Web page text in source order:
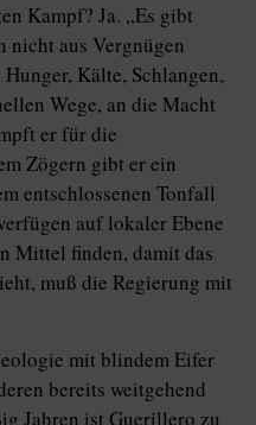
Kampf? Ja. „Es gibt
nicht aus Vergnügen
Kälte, Schlangen,
Wege, an die Macht
er für die
Zögern gibt er ein
entschlossenen Tonfall
auf lokaler Ebene
Mittel finden, damit das
muß die Regierung mit
mit blindem Eifer
bereits weitgehend
Jahren ist Guerillero zu